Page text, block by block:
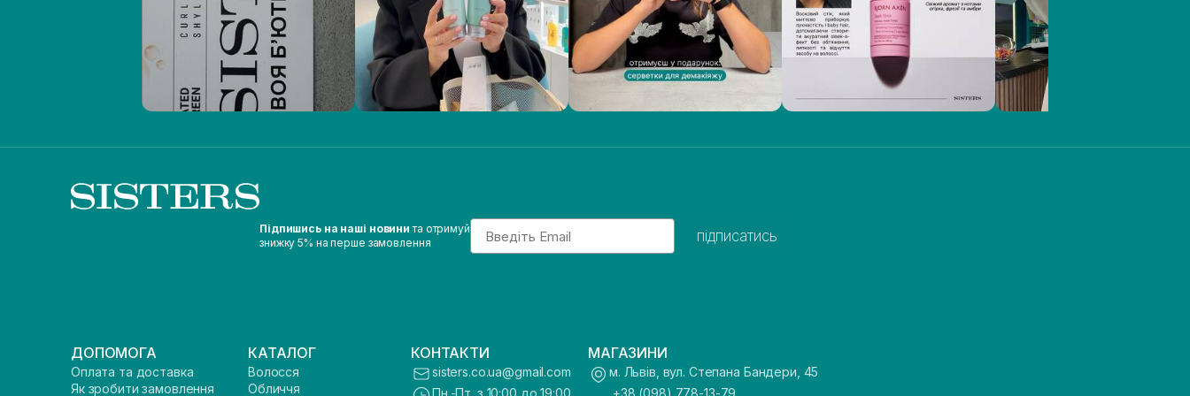
Підпишись на наші новини та отримуй
знижку 5% на перше замовлення
Email
підписатись
ДОПОМОГА
Оплата та доставка
Як зробити замовлення
КАТАЛОГ
Волосся
Обличчя
КОНТАКТИ
sisters.co.ua@gmail.com
Пн.-Пт. з 10:00 до 19:00
МАГАЗИНИ
м. Львів, вул. Степана Бандери, 45
+38 (098) 778-13-79